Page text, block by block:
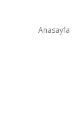
Anasayfa